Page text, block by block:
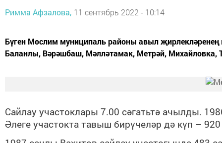
Римма Афзалова, 11 сентябрь 2022 - 10:14
Бүген Мөслим муниципаль районы авыл җирлекләренең
Баланлы, Вәрәшбаш, Мәлләтамак, Метрәй, Михайловка,
Сайлау участоклары 7.00 сәгатьтә ачылды.
Әлеге участокта тавыш бирүчеләр дә күп –